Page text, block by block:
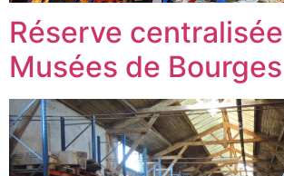
Réserve centralisée
Musées de Bourges